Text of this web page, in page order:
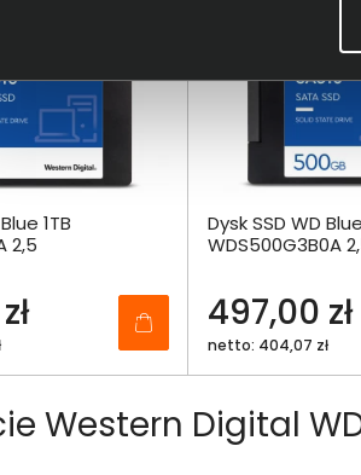
1TB
2,5
Dysk SSD WD
WDS500G3B0A
497,00 zł
netto: 404,07 zł
Western Digital